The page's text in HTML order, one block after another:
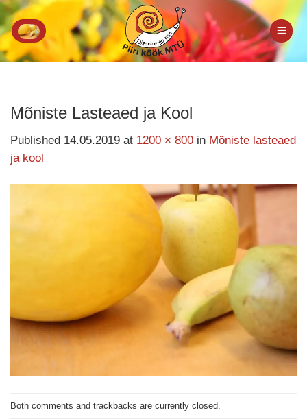
Skip
to
content
Mõniste Lasteaed ja Kool
Published 14.05.2019 at 1200 × 800 in Mõniste lasteaed
ja kool
Both comments and trackbacks are currently closed.